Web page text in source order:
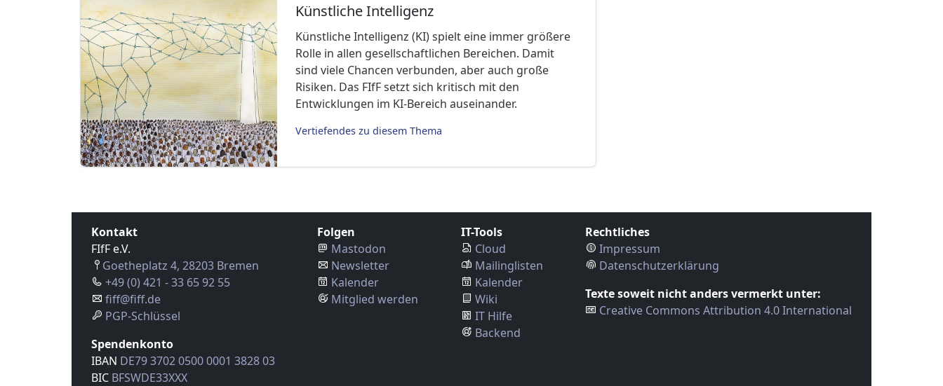
Künstliche Intelligenz
Künstliche Intelligenz (KI) spielt eine immer größere
Rolle in allen gesellschaftlichen Bereichen. Damit
sind viele Chancen verbunden, aber auch große
Risiken. Das FIfF setzt sich kritisch mit den
Entwicklungen im KI-Bereich auseinander.
Vertiefendes zu diesem Thema
Kontakt
FIfF e.V.
Goetheplatz 4, 28203 Bremen
+49 (0) 421 - 33 65 92 55
fiff@fiff.de
PGP-Schlüssel
Spendenkonto
IBAN DE79 3702 0500 0001 3828 03
BIC BFSWDE33XXX
Folgen
Mastodon
Newsletter
Kalender
Mitglied werden
IT-Tools
Cloud
Mailinglisten
Kalender
Wiki
IT Hilfe
Backend
Rechtliches
Impressum
Datenschutzerklärung
Texte soweit nicht anders vermerkt unter:
Creative Commons Attribution 4.0 International